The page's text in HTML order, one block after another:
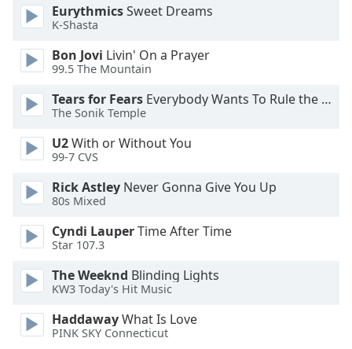
Text
Background
Color
Opacity
Caption
Background
Color
Opacity
Size
EurythmicsSweet Dreams
K-Shasta
Bon Jovi Livin' On a Prayer
99.5 The Mountain
Tears for Fears Everybody Wants To Rule the World
The Sonik Temple
U2With or Without You
99-7 CVS
Rick Astley Never Gonna Give You Up
80s Mixed
Cyndi LauperTime After Time
Star 107.3
The Weeknd Blinding Lights
KW3 Today's Hit Music
HaddawayWhat Is Love
PINK SKY Connecticut